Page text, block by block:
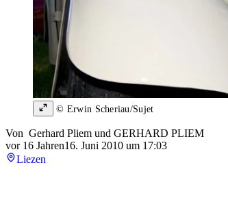
© Erwin Scheriau/Sujet
Von Gerhard Pliem und GERHARD PLIEM
vor 16 Jahren16. Juni 2010 um 17:03
Liezen